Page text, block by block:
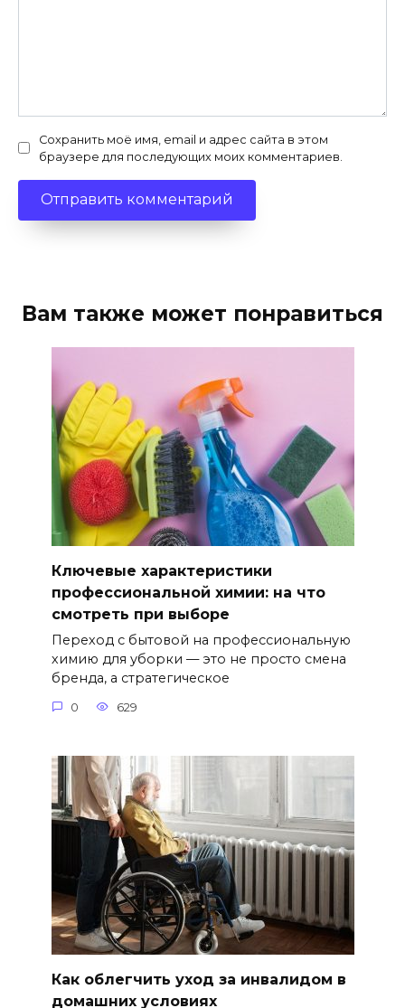
Сохранить моё имя, email и адрес сайта в этом
браузере для последующих моих комментариев.
Вам также может понравиться
Ключевые характеристики
профессиональной химии: на что
смотреть при выборе
Переход с бытовой на профессиональную
химию для уборки — это не просто смена
бренда, а стратегическое
0 629
Как облегчить уход за инвалидом в
домашних условиях